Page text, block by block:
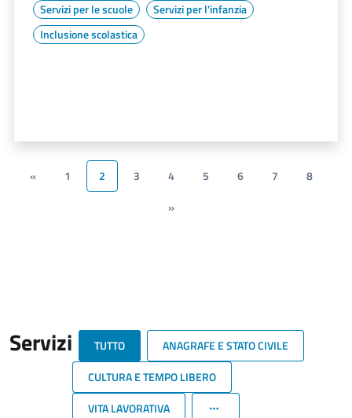
Servizi per le scuole
Servizi per l'infanzia
Inclusione scolastica
« 1 2 3 4 5 6 7
8
»
Servizi TUTTO
ANAGRAFE E STATO CIVILE
CULTURA E TEMPO LIBERO
VITA LAVORATIVA